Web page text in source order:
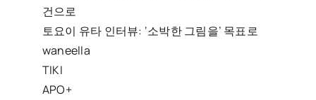
건으로
토요이 유타 인터뷰: ‘소박한 그림을’ 목표로
waneella
TIKI
APO+